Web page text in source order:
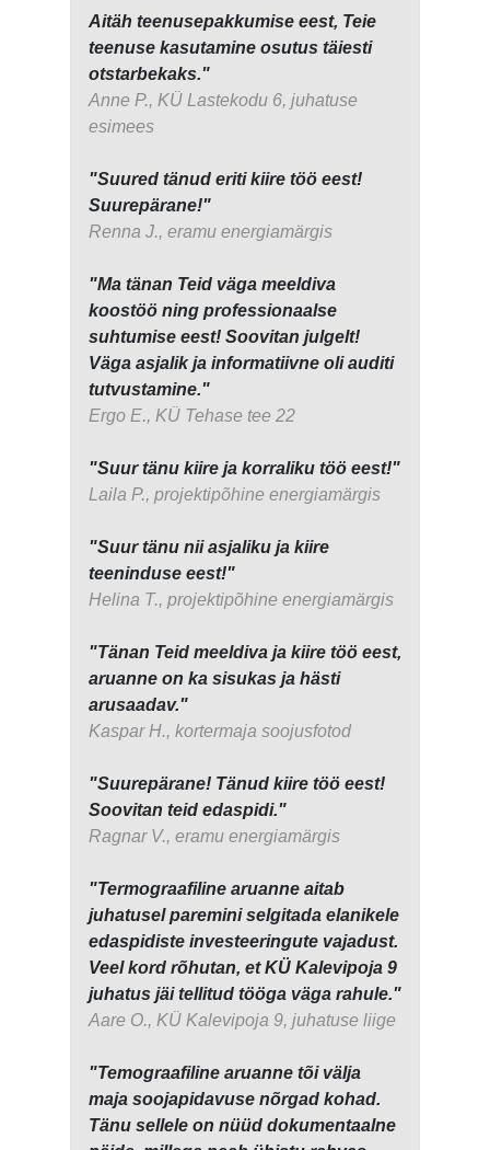
Aitäh teenusepakkumise eest, Teie
teenuse kasutamine osutus täiesti
otstarbekaks."
Anne P., KÜ Lastekodu 6, juhatuse
esimees
"Suured tänud eriti kiire töö eest!
Suurepärane!"
Renna J., eramu energiamärgis
"Ma tänan Teid väga meeldiva
koostöö ning professionaalse
suhtumise eest! Soovitan julgelt!
Väga asjalik ja informatiivne oli auditi
tutvustamine."
Ergo E., KÜ Tehase tee 22
"Suur tänu kiire ja korraliku töö eest!"
Laila P., projektipõhine energiamärgis
"Suur tänu nii asjaliku ja kiire
teeninduse eest!"
Helina T., projektipõhine energiamärgis
"Tänan Teid meeldiva ja kiire töö eest,
aruanne on ka sisukas ja hästi
arusaadav."
Kaspar H., kortermaja soojusfotod
"Suurepärane! Tänud kiire töö eest!
Soovitan teid edaspidi."
Ragnar V., eramu energiamärgis
"Termograafiline aruanne aitab
juhatusel paremini selgitada elanikele
edaspidiste investeeringute vajadust.
Veel kord rõhutan, et KÜ Kalevipoja 9
juhatus jäi tellitud tööga väga rahule."
Aare O., KÜ Kalevipoja 9, juhatuse liige
"Temograafiline aruanne tõi välja
maja soojapidavuse nõrgad kohad.
Tänu sellele on nüüd dokumentaalne